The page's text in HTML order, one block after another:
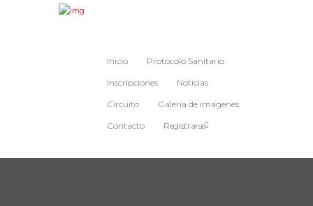
Inicio Protocolo Sanitario
Inscripciones Noticias
Circuito Galería de imágenes
Contacto Registrarse